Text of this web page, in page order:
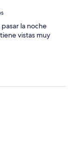
la noche
vistas muy